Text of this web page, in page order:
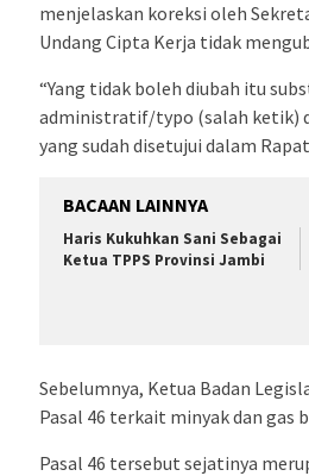
menjelaskan koreksi oleh
Undang Cipta Kerja tidak
“Yang tidak boleh diubah itu
administratif/typo (salah ketik)
yang sudah disetujui dalam
BACAAN LAINNYA
Haris Kukuhkan Sani Sebagai
Ketua TPPS Provinsi Jambi
Sebelumnya, Ketua Badan
Pasal 46 terkait minyak dan gas
Pasal 46 tersebut sejatinya